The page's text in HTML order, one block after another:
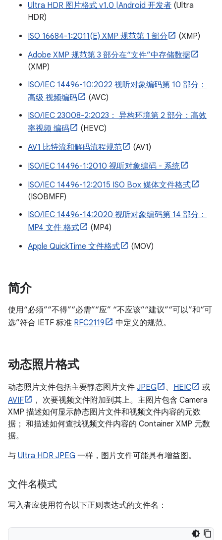
Ultra HDR 图片格式 v1.0 |Android 开发者 (Ultra
HDR)
ISO 16684-1:2011(E) XMP 规范第 1 部分
(XMP)
Adobe XMP 规范第 3 部分在“文件”中存储数据
(XMP)
ISO/IEC 14496-10:2022 视听对象编码第 10 部分：
高级 视频编码
(AVC)
ISO/IEC 23008-2:2023： 异构环境第 2 部分：高效
率视频 编码
(HEVC)
AV1 比特流和解码流程规范
(AV1)
ISO/IEC 14496-1:2010 视听对象编码 - 系统
ISO/IEC 14496-12:2015 ISO Box 媒体文件格式
(ISOBMFF)
ISO/IEC 14496-14:2020 视听对象编码第 14 部分：
MP4 文件 格式
(MP4)
Apple QuickTime 文件格式
(MOV)
简介
使用“必须”“不得”“必需”“应” “不应该”“建议”“可以”和“可
选”符合 IETF 标准 RFC2119 中定义的规范。
动态照片格式
动态照片文件包括主要静态图片文件 JPEG 、 HEIC
或
AVIF
， 次要视频文件附加到其上。主图片包含 Camera
XMP 描述如何显示静态图片文件和视频文件内容的元数
据； 和描述如何查找视频文件内容的 Container XMP 元数
据。
与 Ultra HDR JPEG 一样，图片文件可能具有增益图。
文件名模式
写入者应使用符合以下正则表达式的文件名：